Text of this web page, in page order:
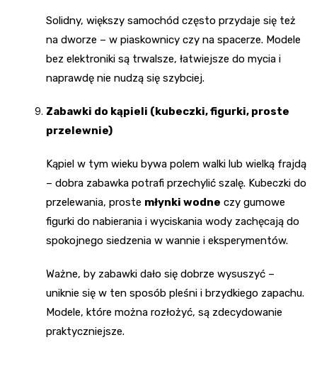
Solidny, większy samochód często przydaje się też
na dworze – w piaskownicy czy na spacerze. Modele
bez elektroniki są trwalsze, łatwiejsze do mycia i
naprawdę nie nudzą się szybciej.
Zabawki do kąpieli (kubeczki, figurki, proste
przelewnie)
Kąpiel w tym wieku bywa polem walki lub wielką frajdą
– dobra zabawka potrafi przechylić szalę. Kubeczki do
przelewania, proste młynki wodne czy gumowe
figurki do nabierania i wyciskania wody zachęcają do
spokojnego siedzenia w wannie i eksperymentów.
Ważne, by zabawki dało się dobrze wysuszyć –
uniknie się w ten sposób pleśni i brzydkiego zapachu.
Modele, które można rozłożyć, są zdecydowanie
praktyczniejsze.